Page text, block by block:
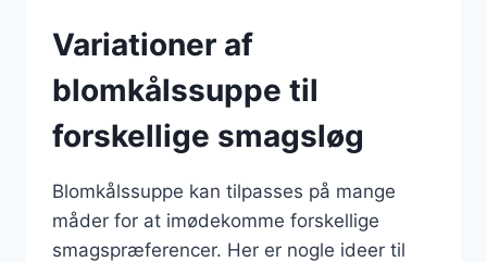
Variationer af
blomkålssuppe til
forskellige smagsløg
Blomkålssuppe kan tilpasses på mange
måder for at imødekomme forskellige
smagspræferencer. Her er nogle ideer til